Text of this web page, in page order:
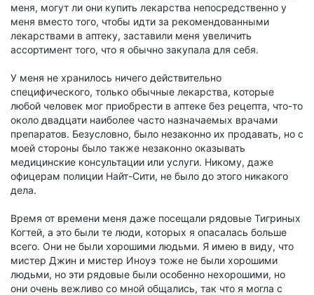
меня, могут ли они купить лекарства непосредственно у
меня вместо того, чтобы идти за рекомендованными
лекарствами в аптеку, заставили меня увеличить
ассортимент того, что я обычно закупала для себя.
У меня не хранилось ничего действительно
специфического, только обычные лекарства, которые
любой человек мог приобрести в аптеке без рецепта, что-то
около двадцати наиболее часто назначаемых врачами
препаратов. Безусловно, было незаконно их продавать, но с
моей стороны было также незаконно оказывать
медицинские консультации или услуги. Никому, даже
офицерам полиции Найт-Сити, не было до этого никакого
дела.
Время от времени меня даже посещали рядовые Тигриных
Когтей, а это были те люди, которых я опасалась больше
всего. Они не были хорошими людьми. Я имею в виду, что
мистер Джин и мистер Иноуэ тоже не были хорошими
людьми, но эти рядовые были особенно нехорошими, но
они очень вежливо со мной общались, так что я могла с